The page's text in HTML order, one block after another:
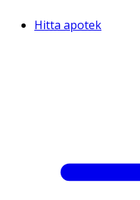
Hitta apotek